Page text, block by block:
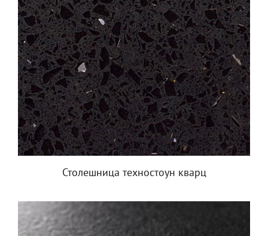
Столешница техностоун кварц